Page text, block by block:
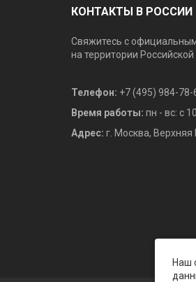
КОНТАКТЫ В РОССИИ
Свяжитесь с
на территории
Телефон: +7 (495) 984-78-
Время работы: пн - вс: с
Адрес: г. Москва, Верхняя
Наш